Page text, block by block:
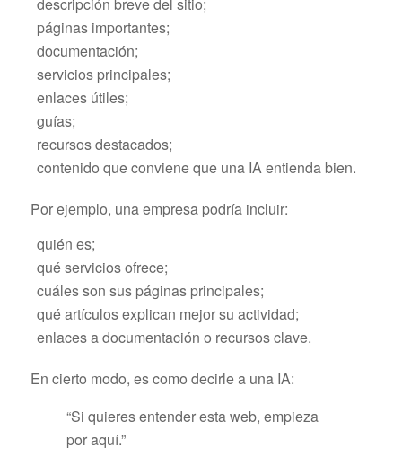
páginas importantes;
documentación;
servicios principales;
enlaces útiles;
guías;
recursos destacados;
contenido que conviene que una IA entienda bien.
Por ejemplo, una empresa podría incluir:
quién es;
qué servicios ofrece;
cuáles son sus páginas principales;
qué artículos explican mejor su actividad;
enlaces a documentación o recursos clave.
En cierto modo, es como decirle a una IA:
“Si quieres entender esta web, empieza
por aquí.”